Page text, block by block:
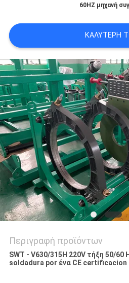
ΠΡΟΣΦΟΡΆ
SITEMAP
PRIVACY
POLICY
60HZ μηχανή
ΚΑΛΎΤΕΡΗ
Περιγραφή προϊόντων
SWT - V630/315H 220V τήξη 50/60
soldadura por ένα CE certificacion